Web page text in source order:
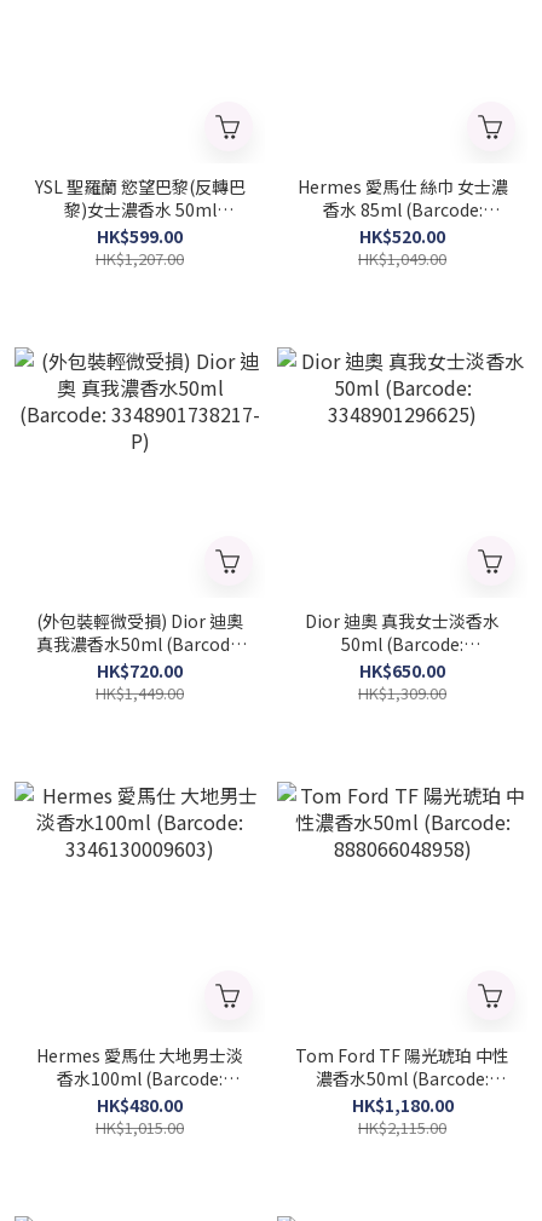
YSL 聖羅蘭 慾望巴黎(反轉巴
黎)女士濃香水 50ml
(Barcode: 3614270561658)
HK$599.00
HK$1,207.00
Hermes 愛馬仕 絲巾 女士濃
香水 85ml (Barcode:
3346130010364)
HK$520.00
HK$1,049.00
(外包裝輕微受損) Dior 迪奧
真我濃香水50ml (Barcode:
3348901738217-P)
HK$720.00
HK$1,449.00
Dior 迪奧 真我女士淡香水
50ml (Barcode:
3348901296625)
HK$650.00
HK$1,309.00
Hermes 愛馬仕 大地男士淡
香水100ml (Barcode:
3346130009603)
HK$480.00
HK$1,015.00
Tom Ford TF 陽光琥珀 中性
濃香水50ml (Barcode:
888066048958)
HK$1,180.00
HK$2,115.00